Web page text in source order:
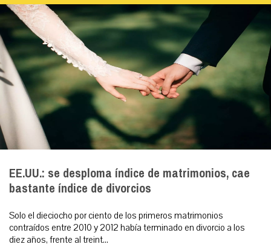
EE.UU.: se desploma índice de matrimonios, cae
bastante índice de divorcios
Solo el dieciocho por ciento de los primeros matrimonios
contraídos entre 2010 y 2012 había terminado en divorcio a los
diez años, frente al treint...